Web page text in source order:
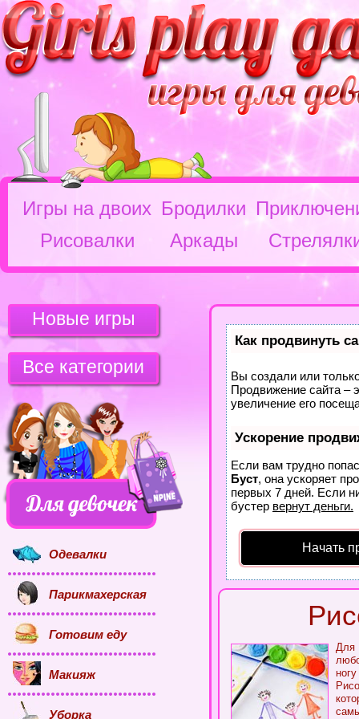
Игры на двоих Бродилки
Рисовалки
Аркады
Как продвинуть
Вы создали или
Продвижение сайта –
увеличение его
Ускорение
Если вам трудно
Буст, она ускоряет
первых 7 дней. Если
бустер вернут деньги.
Начать
Для
Новые игры
Все категории
Одевалки
Парикмахерская
Готовим еду
Макияж
Уборка